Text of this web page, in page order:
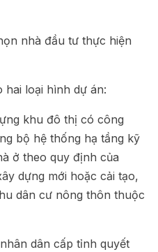
đầu tư thực hiện
hai loại hình dự án:
khu đô thị có công
bộ hệ thống hạ tầng kỹ
ở theo quy định của
dựng mới hoặc cải tạo,
dân cư nông thôn thuộc
dân cấp tỉnh quyết